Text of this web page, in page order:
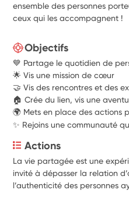
ensemble des personnes
ceux qui les accompagnent !
Objectifs
💙 Partage le quotidien de
🌟 Vis une mission de cœur
🤝 Vis des rencontres et des
🏠 Crée du lien, vis une
🌍 Mets en place des actions
✨ Rejoins une communauté
Actions
La vie partagée est une
invité à dépasser la relation
l’authenticité des personnes